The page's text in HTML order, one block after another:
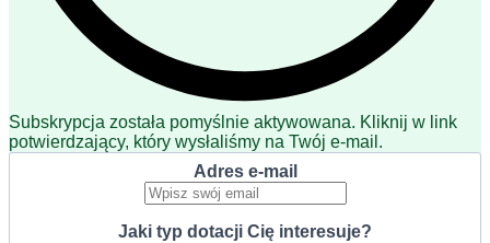
Subskrypcja została pomyślnie aktywowana. Kliknij w link
potwierdzający, który wysłaliśmy na Twój e-mail.
Adres e-mail
Jaki typ dotacji Cię interesuje?